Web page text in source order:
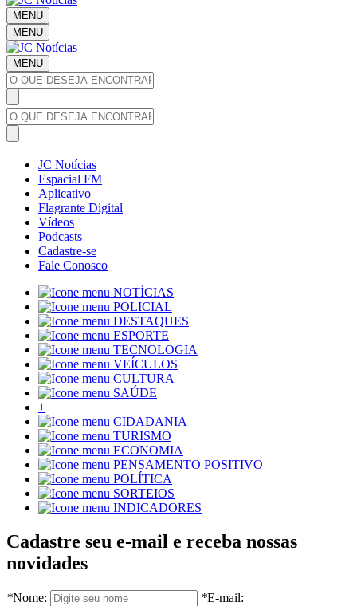
MENU
MENU
MENU
JC Notícias
Espacial FM
Aplicativo
Flagrante Digital
Vídeos
Podcasts
Cadastre-se
Fale Conosco
NOTÍCIAS
POLICIAL
DESTAQUES
ESPORTE
TECNOLOGIA
VEÍCULOS
CULTURA
SAÚDE
+
CIDADANIA
TURISMO
ECONOMIA
PENSAMENTO POSITIVO
POLÍTICA
SORTEIOS
INDICADORES
Cadastre seu e-mail e receba nossas
novidades
*Nome: *E-mail: